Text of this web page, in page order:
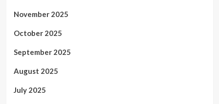
November 2025
October 2025
September 2025
August 2025
July 2025